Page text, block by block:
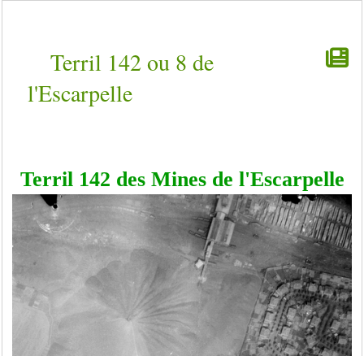
Terril 142 ou 8 de
l'Escarpelle
Terril 142 des Mines de l'Escarpelle